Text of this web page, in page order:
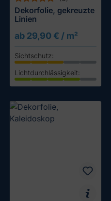
Dekorfolie, gekreuzte
Linien
ab 29,90 € / m²
Sichtschutz:
Lichtdurchlässigkeit:
Muster testen